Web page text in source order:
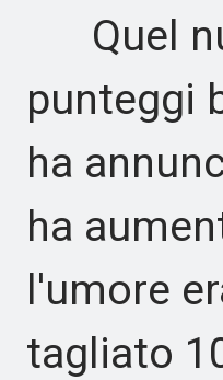
Quel
punteggi
ha
ha
l'umore
tagliato